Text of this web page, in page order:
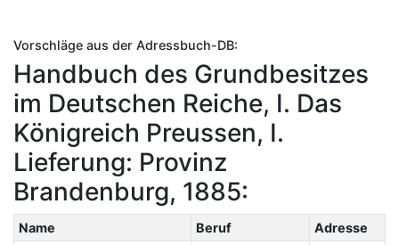
Vorschläge aus der Adressbuch-DB:
Handbuch des Grundbesitzes
im Deutschen Reiche, I. Das
Königreich Preussen, I.
Lieferung: Provinz
Brandenburg, 1885:
Name Beruf Adresse